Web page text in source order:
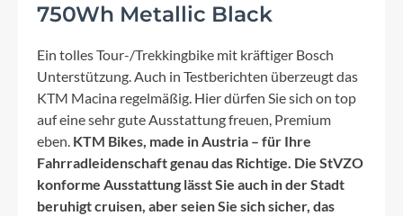
750Wh Metallic Black
Ein tolles Tour-/Trekkingbike mit kräftiger Bosch
Unterstützung. Auch in Testberichten überzeugt das
KTM Macina regelmäßig. Hier dürfen Sie sich on top
auf eine sehr gute Ausstattung freuen, Premium
eben. KTM Bikes, made in Austria – für Ihre
Fahrradleidenschaft genau das Richtige. Die StVZO
konforme Ausstattung lässt Sie auch in der Stadt
beruhigt cruisen, aber seien Sie sich sicher, das